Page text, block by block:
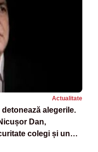
Actualitate
alegerile.
Dan,
colegi și un